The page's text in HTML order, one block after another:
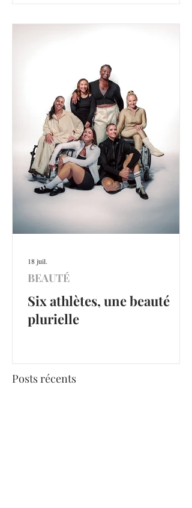
Six athlètes, une beauté
plurielle
BEAUTÉ
18 juil.
Posts récents